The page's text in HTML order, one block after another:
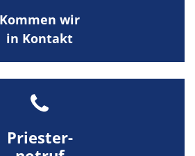
Kommen wir
in Kontakt
Priester-